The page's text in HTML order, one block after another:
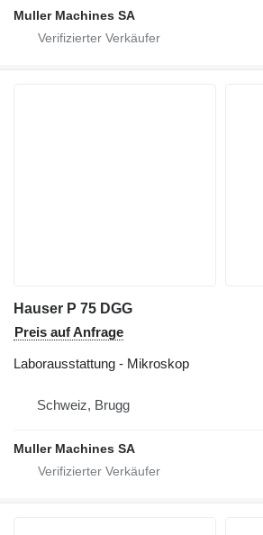
Muller Machines SA
Hauser P 75 DGG
Preis auf Anfrage
Laborausstattung - Mikroskop
Schweiz, Brugg
Muller Machines SA